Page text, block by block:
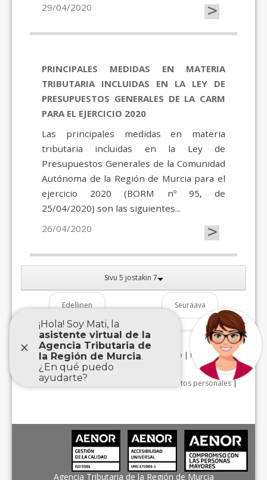
29/04/2020
>
PRINCIPALES MEDIDAS EN MATERIA
TRIBUTARIA INCLUIDAS EN LA LEY DE
PRESUPUESTOS GENERALES DE LA CARM
PARA EL EJERCICIO 2020
Las principales medidas en materia
tributaria incluidas en la Ley de
Presupuestos Generales de la Comunidad
Autónoma de la Región de Murcia para el
ejercicio 2020 (BORM nº 95, de
25/04/2020) son las siguientes...
26/04/2020
>
Sivu 5 jostakin 7
Edellinen Seuraava
Aviso Legal|Accesibilidad| Mapa Web | Protección de
datos personales|
Agencia Tributaria de la Región de Murcia